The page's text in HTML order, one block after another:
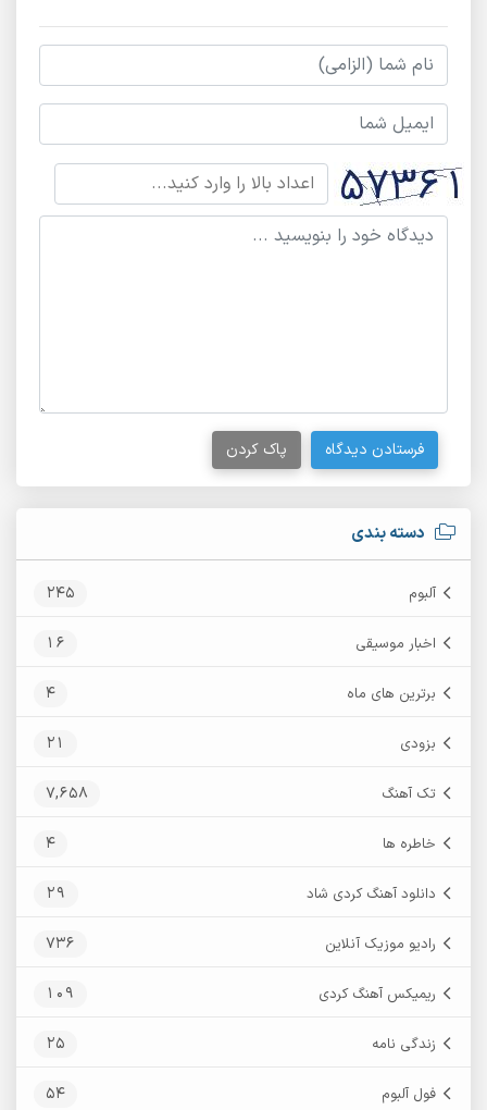
دسته بندی
آلبوم 245
اخبار موسیقی 16
برترین های ماه 4
بزودی 21
تک آهنگ 7,658
خاطره ها 4
دانلود آهنگ کردی شاد 29
رادیو موزیک آنلاین 736
ریمیکس آهنگ کردی 109
زندگی نامه 25
فول آلبوم 54
فرستادن دیدگاه پاک کردن